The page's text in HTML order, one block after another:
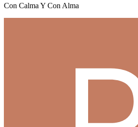
Con Calma Y Con Alma